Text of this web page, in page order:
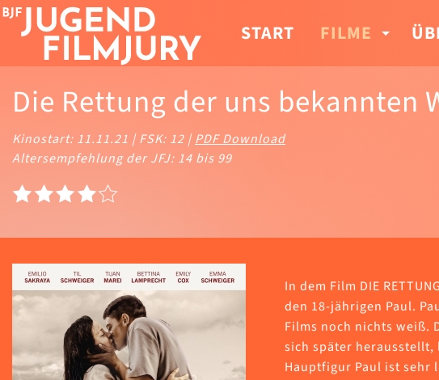
START FILME
Die Rettung der uns bekannten
Kinostart: 11.11.21 | FSK: 12 |PDF Download
Altersempfehlung der JFJ: 14 bis 99
In dem Film DIE
den 18-jährigen Paul.
Films noch nichts weiß.
sich später
Hauptfigur Paul ist sehr